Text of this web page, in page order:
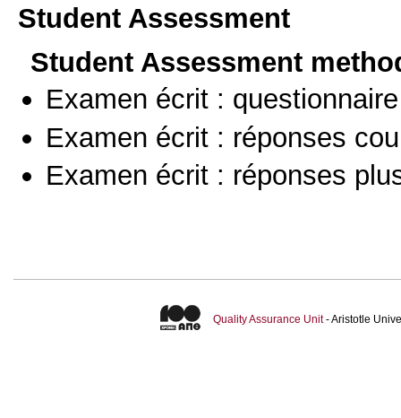
Student Assessment
Student Assessment
Examen écrit :
Examen écrit : réponses
Examen écrit : réponses
Quality Assurance Unit- Aristotle